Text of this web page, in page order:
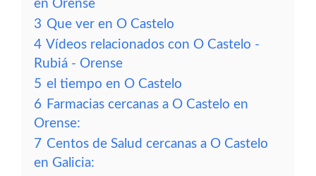
en Orense
3 Que ver en O Castelo
4 Vídeos relacionados con O Castelo -
Rubiá - Orense
5 el tiempo en O Castelo
6 Farmacias cercanas a O Castelo en
Orense:
7 Centos de Salud cercanas a O Castelo
en Galicia: